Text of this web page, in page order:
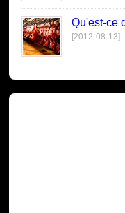
Qu'est-ce
[2012-08-13]